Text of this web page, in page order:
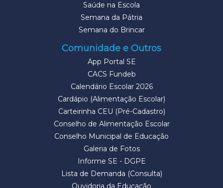
Saúde na Escola
Semana da Pátria
Semana do Brincar
Comunidade e Outros
App Portal SE
CACS Fundeb
Calendário Escolar 2026
Cardápio (Alimentação Escolar)
Carteirinha CEU (Pré-Cadastro)
Conselho de Alimentação Escolar
Conselho Municipal de Educação
Galeria de Fotos
Informe SE - DGPE
Lista de Demanda (Consulta)